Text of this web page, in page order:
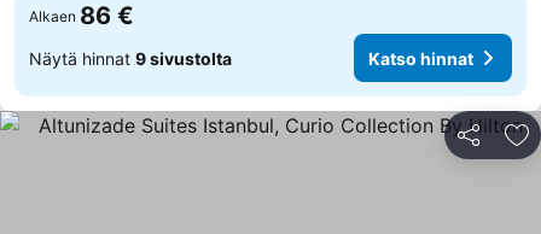
Alkaen 86 €
Näytä hinnat 9 sivustolta Katso hinnat
Jaa